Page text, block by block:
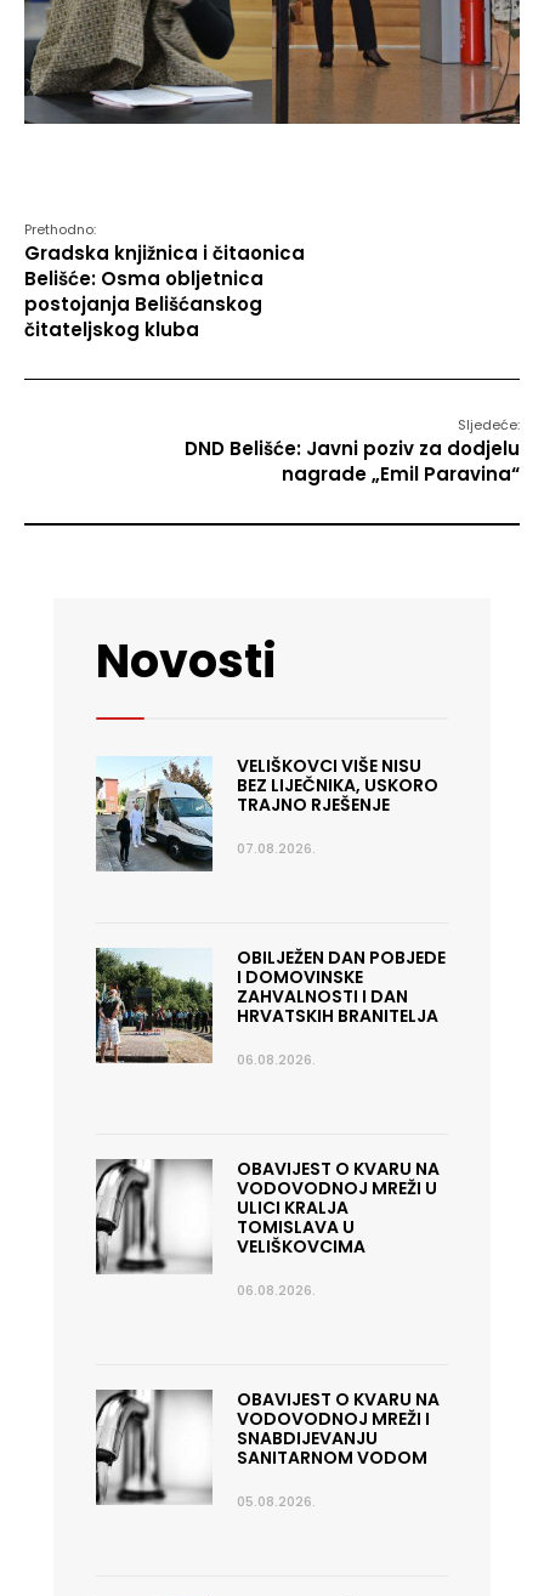
Prethodno:
Gradska knjižnica i čitaonica
Belišće: Osma obljetnica
postojanja Belišćanskog
čitateljskog kluba
Sljedeće:
DND Belišće: Javni poziv za dodjelu
nagrade „Emil Paravina“
Novosti
VELIŠKOVCI VIŠE NISU
BEZ LIJEČNIKA, USKORO
TRAJNO RJEŠENJE
07.08.2026.
OBILJEŽEN DAN POBJEDE
I DOMOVINSKE
ZAHVALNOSTI I DAN
HRVATSKIH BRANITELJA
06.08.2026.
OBAVIJEST O KVARU NA
VODOVODNOJ MREŽI U
ULICI KRALJA
TOMISLAVA U
VELIŠKOVCIMA
06.08.2026.
OBAVIJEST O KVARU NA
VODOVODNOJ MREŽI I
SNABDIJEVANJU
SANITARNOM VODOM
05.08.2026.